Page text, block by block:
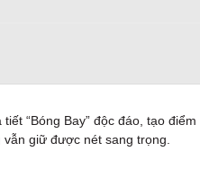
“Bóng Bay” độc đáo, tạo
giữ được nét sang trọng.